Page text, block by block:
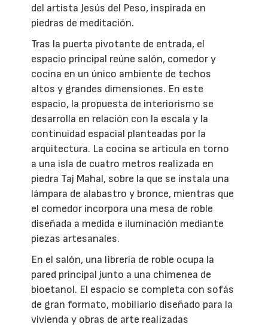
del artista Jesús del Peso, inspirada en
piedras de meditación.
Tras la puerta pivotante de entrada, el
espacio principal reúne salón, comedor y
cocina en un único ambiente de techos
altos y grandes dimensiones. En este
espacio, la propuesta de interiorismo se
desarrolla en relación con la escala y la
continuidad espacial planteadas por la
arquitectura. La cocina se articula en torno
a una isla de cuatro metros realizada en
piedra Taj Mahal, sobre la que se instala una
lámpara de alabastro y bronce, mientras que
el comedor incorpora una mesa de roble
diseñada a medida e iluminación mediante
piezas artesanales.
En el salón, una librería de roble ocupa la
pared principal junto a una chimenea de
bioetanol. El espacio se completa con sofás
de gran formato, mobiliario diseñado para la
vivienda y obras de arte realizadas